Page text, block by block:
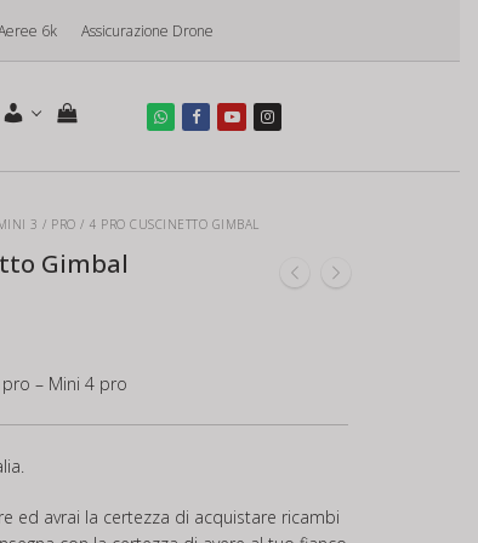
6k Assicurazione Drone
3 / PRO / 4 PRO CUSCINETTO GIMBAL
Gimbal
– Mini 4 pro
ed avrai la certezza di acquistare ricambi